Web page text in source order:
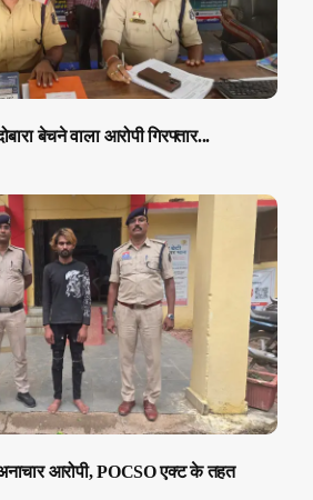
बेचने वाला आरोपी गिरफ्तार...
आरोपी, POCSO एक्ट के तहत